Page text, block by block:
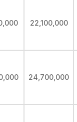
22,100,000
24,700,000